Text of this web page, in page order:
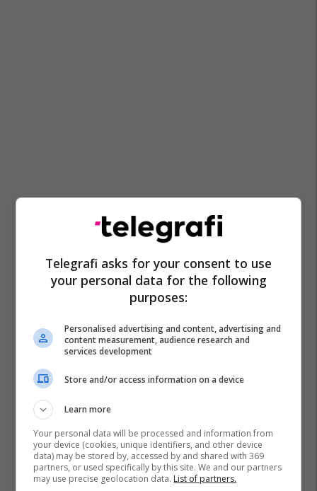
Vehbi Kajtazi
Telegrafi asks for your consent to use
your personal data for the following
purposes:
Personalised advertising and content, advertising and
content measurement, audience research and
services development
Store and/or access information on a device
Learn more
Your personal data will be processed and information from
your device (cookies, unique identifiers, and other device
data) may be stored by, accessed by and shared with 369
partners, or used specifically by this site. We and our partners
may use precise geolocation data. List of partners.